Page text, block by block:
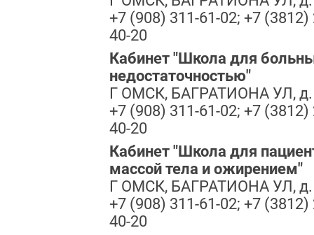
+7 (908) 311-61-02; +7
40-20
Кабинет "Школа для
недостаточностью"
Г ОМСК, БАГРАТИОНА УЛ, д.
+7 (908) 311-61-02; +7
40-20
Кабинет "Школа для
массой тела и ожирением"
Г ОМСК, БАГРАТИОНА УЛ, д.
+7 (908) 311-61-02; +7
40-20